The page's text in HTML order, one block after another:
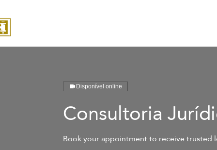
Disponível online
Consultoria
Book your appointment to receive trusted